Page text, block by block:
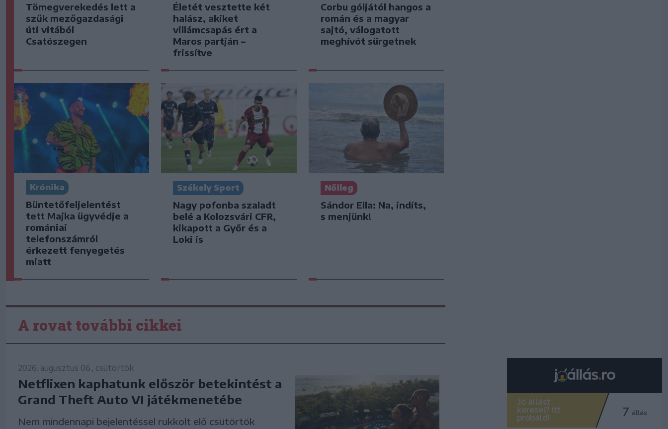
Tömegverekedés lett a
szűk mezőgazdasági
úti vitából
Csatószegen
Életét vesztette két
halász, akiket
villámcsapás ért a
Maros partján –
frissítve
Corbu góljától hangos a
román és a magyar
sajtó, válogatott
meghívót sürgetnek
Krónika
Büntetőfeljelentést
tett Majka ügyvédje a
romániai
telefonszámról
érkezett fenyegetés
miatt
Székely Sport
Nagy pofonba szaladt
belé a Kolozsvári CFR,
kikapott a Győr és a
Loki is
Nőileg
Sándor Ella: Na, indíts,
s menjünk!
A rovat további cikkei
2026. augusztus 06., csütörtök
Netflixen kaphatunk először betekintést a
Grand Theft Auto VI játékmenetébe
Nem mindennapi bejelentéssel rukkolt elő csütörtök